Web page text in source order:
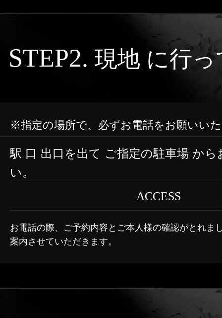
STEP2. 現地 に行
※指定の場所で、必ずお電話をお願いい
駅 口 出口を出て ご指定の駐車場 から
い。
ACCESS
お電話の際、ご予約内容とご本人様の確認がとれま
案内させていただきます。